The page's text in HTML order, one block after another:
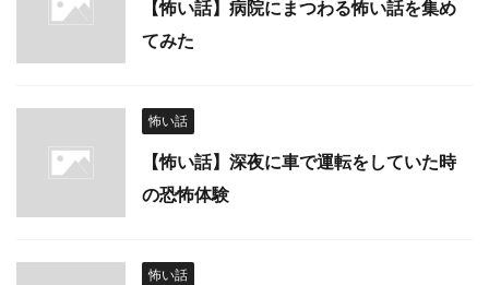
【怖い話】病院にまつわる怖い話を集め
てみた
怖い話
【怖い話】深夜に車で運転をしていた時
の恐怖体験
怖い話